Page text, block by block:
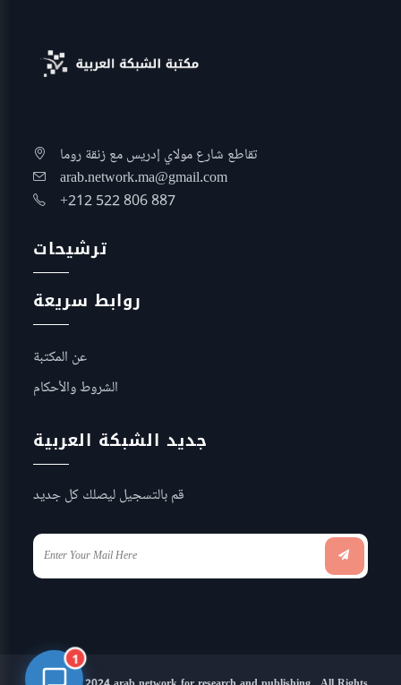
تقاطع شارع مولاي إدريس مع زنقة روما
arab.network.ma@gmail.com
+212 522 806 887
ترشيحات
روابط سريعة
عن المكتبة
الشروط والأحكام
جديد الشبكة العربية
قم بالتسجيل ليصلك كل جديد
1